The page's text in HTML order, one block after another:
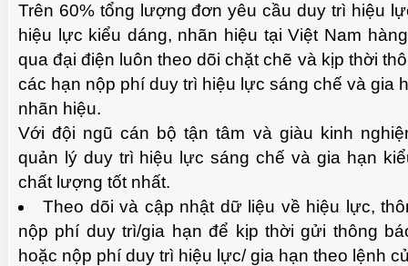
Trên 60% tổng lượng đơn yêu cầu duy trì hiệu
hiệu lực kiểu dáng, nhãn hiệu tại Việt Nam
qua đại điện luôn theo dõi chặt chẽ và kịp thời
các hạn nộp phí duy trì hiệu lực sáng chế và gia
nhãn hiệu.
Với đội ngũ cán bộ tận tâm và giàu kinh
quản lý duy trì hiệu lực sáng chế và gia hạn
chất lượng tốt nhất.
Theo dõi và cập nhật dữ liệu về hiệu lực,
nộp phí duy trì/gia hạn để kịp thời gửi thông
hoặc nộp phí duy trì hiệu lực/ gia hạn theo lệnh
TUỆ